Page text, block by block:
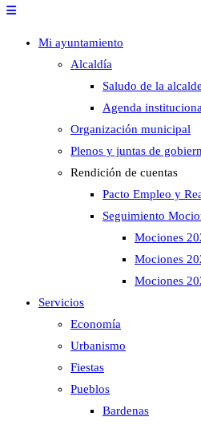
Mi ayuntamiento
Alcaldía
Saludo de la
Agenda
Organización municipal
Plenos y juntas de
Rendición de cuentas
Pacto Empleo y
Seguimiento
Mociones
Mociones
Mociones
Servicios
Economía
Urbanismo
Fiestas
Pueblos
Bardenas